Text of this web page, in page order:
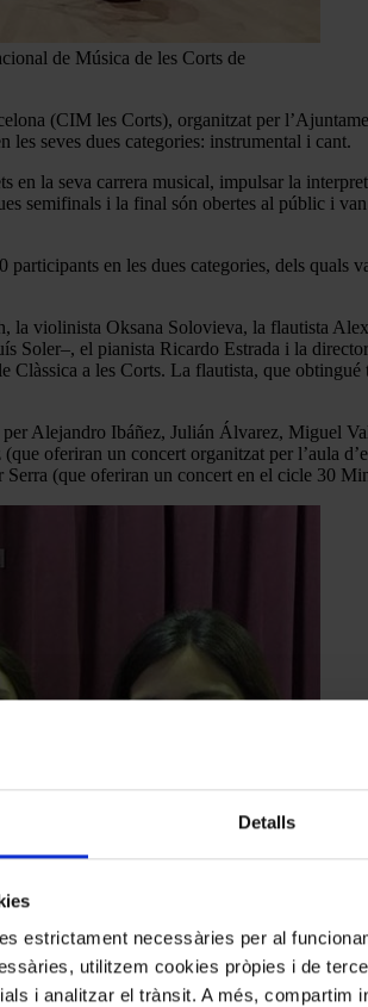
Detalls
estrictament necessàries per al
utilitzem cookies pròpies i de
i analitzar el trànsit. A més, compartim
de Música de les Corts de
(CIM les Corts), organitzat per
seves dues categories: instrumental i cant.
la seva carrera musical, impulsar la
semifinals i la final són obertes al públic i
en les dues categories, dels quals
la violinista Oksana Solovieva, la flautista
Soler–, el pianista Ricardo Estrada i la
a les Corts. La flautista, que
Alejandro Ibáñez, Julián Álvarez, Miguel
oferiran un concert organitzat per l’aula
(que oferiran un concert en el cicle 30